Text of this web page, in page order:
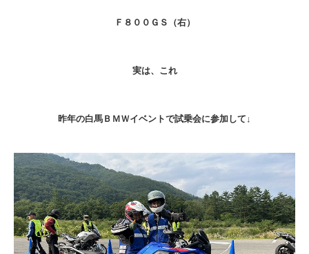
Ｆ８００ＧＳ（右）
実は、これ
昨年の白馬ＢＭＷイベントで試乗会に参加して↓